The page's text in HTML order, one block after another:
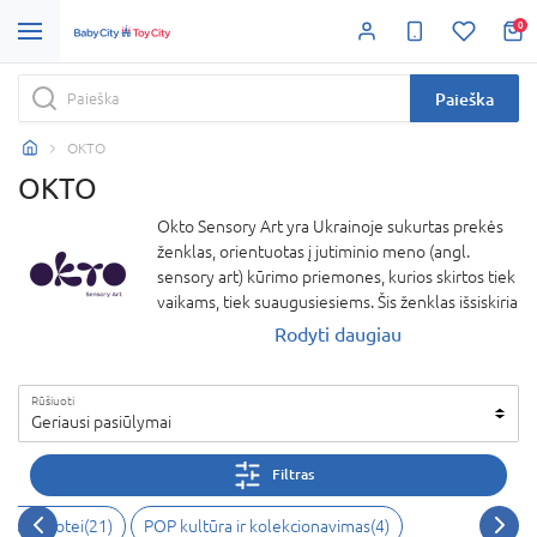
0
Paieška
OKTO
OKTO
Okto Sensory Art yra Ukrainoje sukurtas prekės
ženklas, orientuotas į jutiminio meno (angl.
sensory art) kūrimo priemones, kurios skirtos tiek
vaikams, tiek suaugusiesiems. Šis ženklas išsiskiria
tuo, kad siūlo meninius rinkinius, leidžiančius
džiūstantis molis, kuris yra netoksiškas, švarus ir
malonus liesti. Juo galima formuoti reljefinius
paveikslus pagal žymius meno kūrinius arba kurti
laisvus kūrybinius darbus.
Rodyti daugiau
Rūšiuoti
Geriausi pasiūlymai
Filtras
vaizduotei(21) POP kultūra ir kolekcionavimas(4)